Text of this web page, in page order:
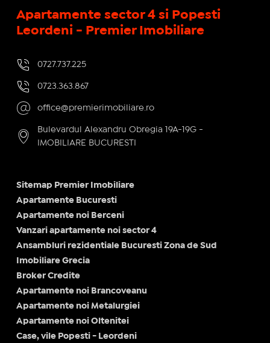
Apartamente sector 4 si Popesti
Leordeni - Premier Imobiliare
0727.737.225
0723.363.867
office@premierimobiliare.ro
Bulevardul Alexandru Obregia 19A-19G -
IMOBILIARE BUCURESTI
Sitemap Premier Imobiliare
Apartamente Bucuresti
Apartamente noi Berceni
Vanzari apartamente noi sector 4
Ansambluri rezidentiale Bucuresti Zona de Sud
Imobiliare Grecia
Broker Credite
Apartamente noi Brancoveanu
Apartamente noi Metalurgiei
Apartamente noi Oltenitei
Case, vile Popesti - Leordeni